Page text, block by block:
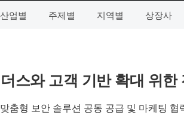
산업별 주제별 지역별 상장사
스와 고객 기반 확대 위
춤형 보안 솔루션 공동 공급 및 마케팅 협